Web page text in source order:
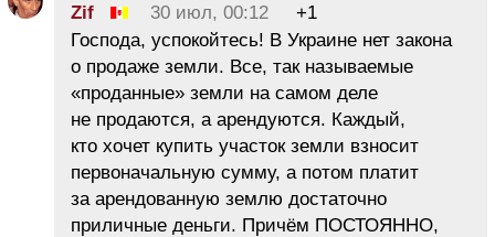
Zif 30 июл, 00:12
+1
Господа, успокойтесь! В Украине нет закона
о продаже земли. Все, так называемые
«проданные» земли на самом деле
не продаются, а арендуются. Каждый,
кто хочет купить участок земли взносит
первоначальную сумму, а потом платит
за арендованную землю достаточно
приличные деньги. Причём ПОСТОЯННО,